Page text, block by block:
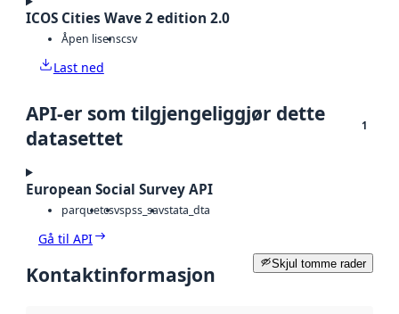
ICOS Cities Wave 2 edition 2.0
Åpen lisenscsv
Last ned
API-er som tilgjengeliggjør dette
datasettet
1
European Social Survey API
parquetcsvspss_savstata_dta
Gå til API
Skjul tomme rader
Kontaktinformasjon